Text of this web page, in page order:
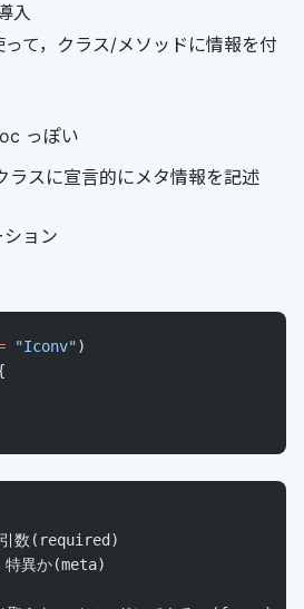
入
って，クラス/メソッドに情報を付
っぽい
ラスに宣言的にメタ情報を記述
ョン
"Iconv")
数(required)
特異か(meta)